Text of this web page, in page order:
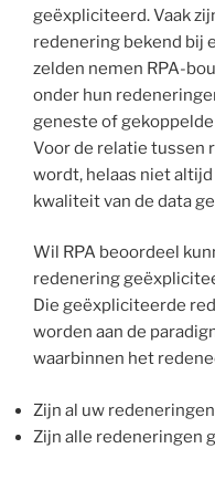
geëxpliciteerd. Vaak
redenering bekend bij
zelden nemen RPA-
onder hun
geneste of
Voor de relatie tussen
wordt, helaas niet
kwaliteit van de data
Wil RPA beoordeel
redenering
Die geëxpliciteerde
worden aan de
waarbinnen het
Zijn al uw
Zijn alle redeneringen